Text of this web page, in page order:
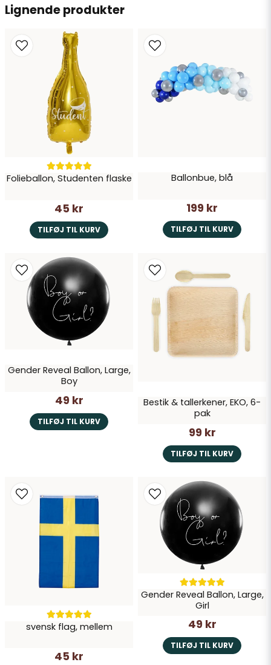
Send spørgsmål
Lignende produkter
Folieballon, Studenten flaske
45 kr
TILFØJ TIL KURV
Ballonbue, blå
199 kr
TILFØJ TIL KURV
Gender Reveal Ballon, Large,
Boy
49 kr
TILFØJ TIL KURV
Bestik & tallerkener, EKO, 6-
pak
99 kr
TILFØJ TIL KURV
svensk flag, mellem
45 kr
Gender Reveal Ballon, Large,
Girl
49 kr
TILFØJ TIL KURV